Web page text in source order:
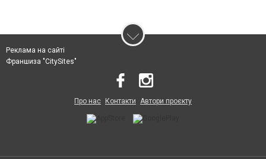
Реклама на сайті
Франшиза "CitySites"
Про нас Контакти Автори проєкту